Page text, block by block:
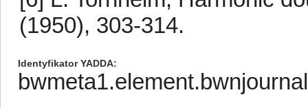
(1950), 303-314.
Identyfikator YADDA